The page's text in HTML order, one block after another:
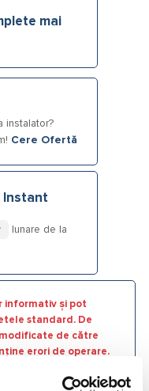
mai
instalator?
Cere Ofertă
Instant
lunare de la
informativ și pot
standard. De
de către
erori de operare.